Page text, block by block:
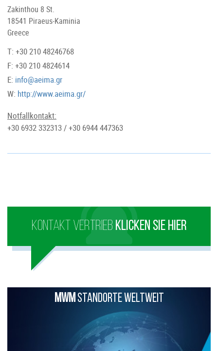
Zakinthou 8 St.
18541 Piraeus-Kaminia
Greece
T: +30 210 48246768
F: +30 210 4824614
E: info@aeima.gr
W: http://www.aeima.gr/
Notfallkontakt:
+30 6932 332313 / +30 6944 447363
KONTAKT VERTRIEB KLICKEN SIE HIER
MWMSTANDORTE WELTWEIT